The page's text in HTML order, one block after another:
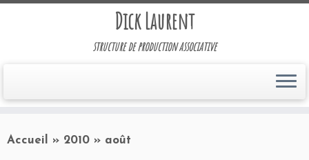
Dick Laurent
structure de production associative
Accueil » 2010 » août